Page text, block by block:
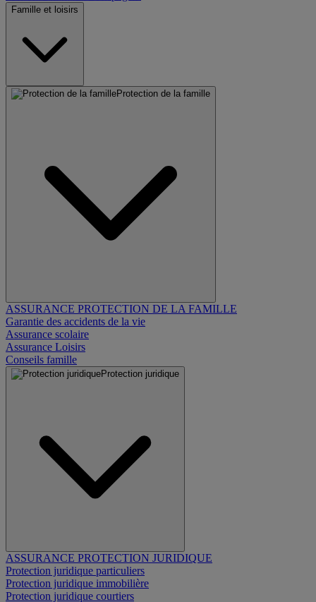
Famille et loisirs
Protection de la famille
ASSURANCE PROTECTION DE LA FAMILLE
Garantie des accidents de la vie
Assurance scolaire
Assurance Loisirs
Conseils famille
Protection juridique
ASSURANCE PROTECTION JURIDIQUE
Protection juridique particuliers
Protection juridique immobilière
Protection juridique courtiers